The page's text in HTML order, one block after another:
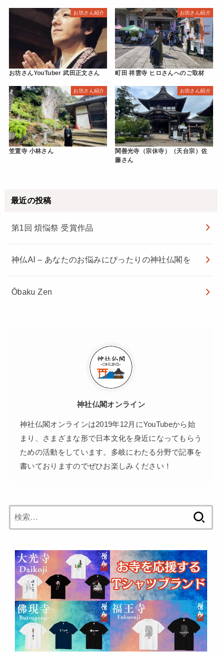
お坊さん紹介
お坊さんYouTuber 武田正文さん
お坊さん紹介
町田 祥雲寺 ヒロさんへのご取材
お坊さん紹介
笠置寺 小林さん
お坊さん紹介
関善光寺（宗休寺）（天台宗）佐
藤さん
最近の投稿
第1回 煩悩祭 受賞作品
神仏AI – あなたのお悩みにぴったりの神社仏閣を
Ōbaku Zen
神社仏閣オンライン
神社仏閣オンラインは2019年12月にYouTubeから始
まり、さまざまな形で日本文化を身近になってもらう
ための活動をしています。多岐にわたる分野で記事を
書いておりますのでぜひお楽しみください！
索: